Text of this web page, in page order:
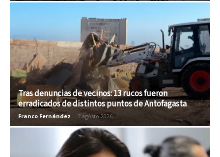
Tras denuncias de vecinos: 13 rucos fueron
erradicados de distintos puntos de Antofagasta
Franco Fernández - 7 agosto 2026